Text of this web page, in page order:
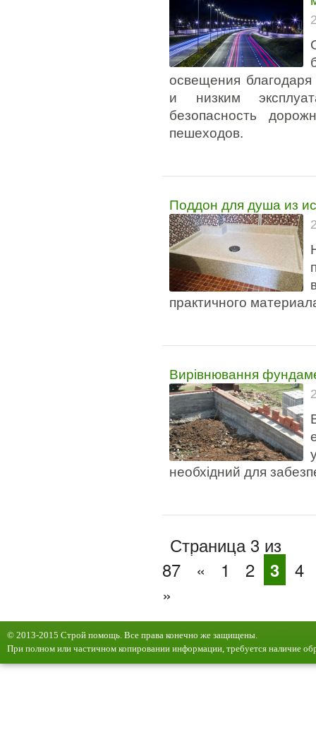
освещения благодаря
и низким
безопасность
пешеходов.
Поддон для душа из
практичного
Вирівнювання
необхідний для
Страница 3 из
87
« 1 2 3
4
»
© 2013-2015 Строй помощь. Все права конечно же защищены.
При полном или частичном копировании информации, требуется наличие